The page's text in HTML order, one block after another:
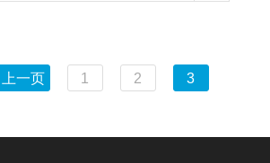
上一页 1 2 3